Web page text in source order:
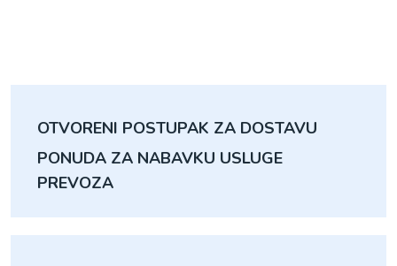
OTVORENI POSTUPAK ZA DOSTAVU
PONUDA ZA NABAVKU USLUGE
PREVOZA